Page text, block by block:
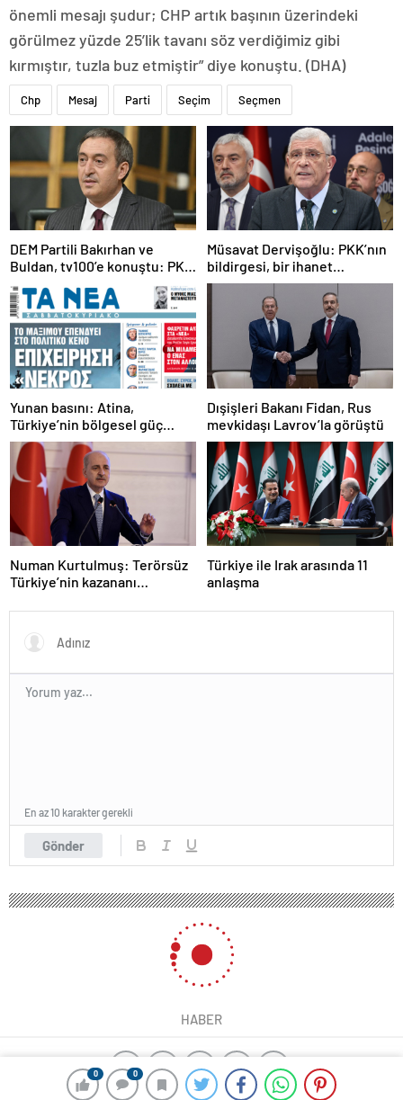
0 0
önemli mesajı şudur; CHP artık başının üzerindeki
görülmez yüzde 25’lik tavanı söz verdiğimiz gibi
kırmıştır, tuzla buz etmiştir” diye konuştu. (DHA)
Chp Mesaj Parti Seçim Seçmen
DEM Partili Bakırhan ve
Buldan, tv100’e konuştu: PKK
ne zaman kendini feshedecek
Müsavat Dervişoğlu: PKK’nın
bildirgesi, bir ihanet
açıklamasıdır
Yunan basını: Atina,
Türkiye’nin bölgesel güç
olmasını durduramadı
Dışişleri Bakanı Fidan, Rus
mevkidaşı Lavrov’la görüştü
Numan Kurtulmuş: Terörsüz
Türkiye’nin kazananı
Türkiye ile Irak arasında 11
anlaşma
Gönder
En az 10 karakter gerekli
HABER